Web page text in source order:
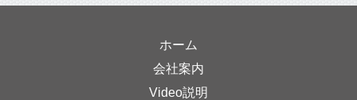
ホーム
会社案内
Video説明